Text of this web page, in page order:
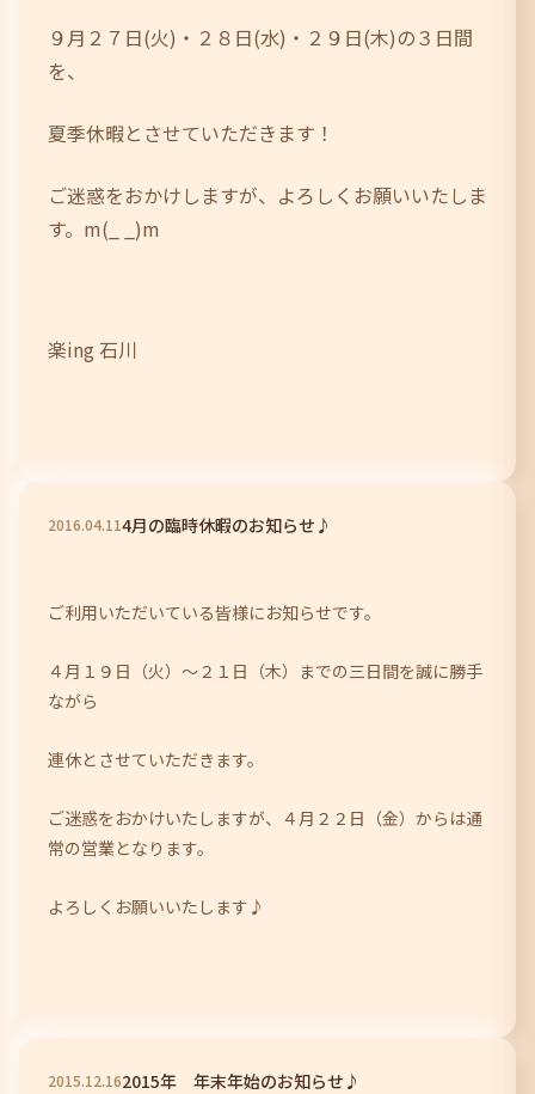
９月２７日(火)・２８日(水)・２９日(木)の３日間
を、
夏季休暇とさせていただきます！
ご迷惑をおかけしますが、よろしくお願いいたしま
す。m(_ _)m
楽ing 石川
2016.04.114月の臨時休暇のお知らせ♪
ご利用いただいている皆様にお知らせです。
４月１９日（火）～２１日（木）までの三日間を誠に勝手
ながら
連休とさせていただきます。
ご迷惑をおかけいたしますが、４月２２日（金）からは通
常の営業となります。
よろしくお願いいたします♪
2015.12.162015年 年末年始のお知らせ♪